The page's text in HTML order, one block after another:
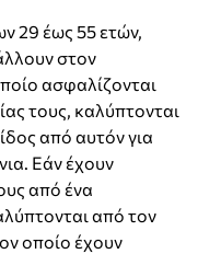
29 έως 55 ετών,
στον
ασφαλίζονται
τους, καλύπτονται
από αυτόν για
Εάν έχουν
από ένα
από τον
οποίο έχουν